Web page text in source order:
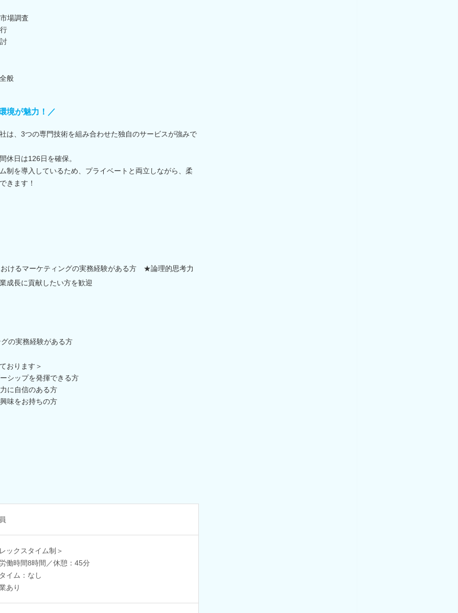
場調査
般
境が魅力！／
は、3つの専門技術を組み合わせた独自のサービスが強みで
休日は126日を確保。
制を導入しているため、プライベートと両立しながら、柔
きます！
けるマーケティングの実務経験がある方 ★論理的思考力
成長に貢献したい方を歓迎
の実務経験がある方
おります＞
シップを発揮できる方
に自信のある方
味をお持ちの方
ックスタイム制＞
働時間8時間／休憩：45分
イム：なし
あり